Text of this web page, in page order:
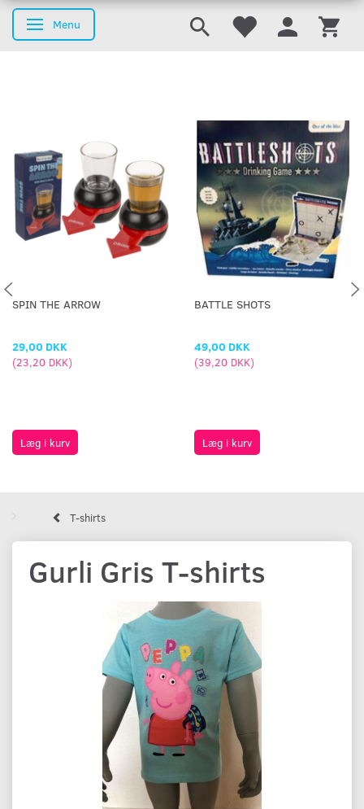
Skifte navigation
Menu
SPIN THE ARROW
29,00 DKK
(23,20 DKK)
Læg i kurv
BATTLE SHOTS
49,00 DKK
(39,20 DKK)
Læg i kurv
T-shirts
Gurli Gris T-shirts